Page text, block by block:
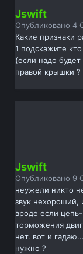
Jswift
Опубликовано4
Какие признаки
1 подскажите
(если надо
правой крышки ?
Jswift
Опубликовано 9
неужели никто
звук нехороший,
вроде если
торможения
нет. вот и
нужно ?